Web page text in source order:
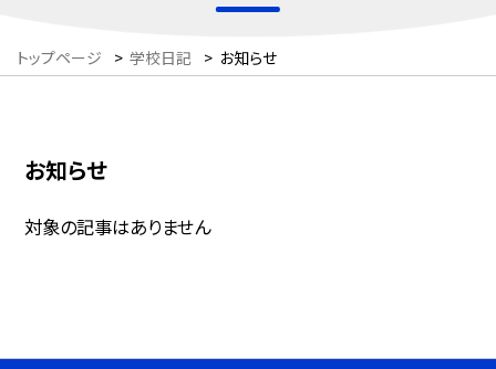
トップページ > 学校日記 > お知らせ
お知らせ
対象の記事はありません